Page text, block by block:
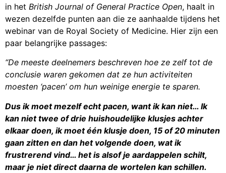
in het British Journal of General Practice Open, haalt in
wezen dezelfde punten aan die ze aanhaalde tijdens het
webinar van de Royal Society of Medicine. Hier zijn een
paar belangrijke passages:
“De meeste deelnemers beschreven hoe ze zelf tot de
conclusie waren gekomen dat ze hun activiteiten
moesten ‘pacen’ om hun weinige energie te sparen.
Dus ik moet mezelf echt pacen, want ik kan niet… Ik
kan niet twee of drie huishoudelijke klusjes achter
elkaar doen, ik moet één klusje doen, 15 of 20 minuten
gaan zitten en dan het volgende doen, wat ik
frustrerend vind… het is alsof je aardappelen schilt,
maar je niet direct daarna de wortelen kan schillen.